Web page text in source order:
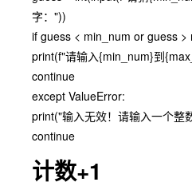
字："))
if guess < min_num or guess >
print(f"请输入{min_num}到
continue
except ValueError:
print("输入无效！请输入一个整
continue
计数+1